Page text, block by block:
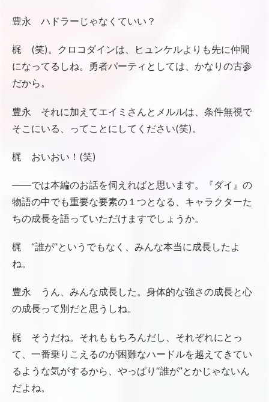
豊永 ハドラーじゃなくていい？
梶 (笑)。クロコダインは、ヒュンケルよりも先に仲間
になってるしね。勇者パーティとしては、かなりの古参
だから。
豊永 それに加えてエイミさんとメルルは、条件無視で
そこにいる、ってことにしてください(笑)。
梶 おいおい！(笑)
――では本編のお話を伺えればと思います。『ダイ』の
物語の中でも重要な要素の１つとなる、キャラクターた
ちの成長を語っていただけますでしょうか。
梶 “誰が”というでもなく、みんな本当に成長したよ
ね。
豊永 うん、みんな成長した。身体的な強さの成長と心
の成長って別だと思うしね。
梶 そうだね。それももちろんだし、それぞれにとっ
て、一番乗りこえるのが困難なハードルを越えてきてい
るような気がするから、やっぱり“誰が”とかじゃないん
だよね。